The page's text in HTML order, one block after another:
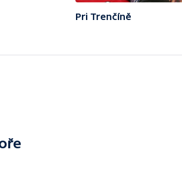
Pri Trenčíně